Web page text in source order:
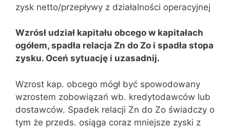
zysk netto/przepływy z działalności operacyjnej
Wzrósł udział kapitału obcego w kapitałach
ogółem, spadła relacja Zn do Zo i spadła stopa
zysku. Oceń sytuację i uzasadnij.
Wzrost kap. obcego mógł być spowodowany
wzrostem zobowiązań wb. kredytodawców lub
dostawców. Spadek relacji Zn do Zo świadczy o
tym że przeds. osiąga coraz mniejsze zyski z